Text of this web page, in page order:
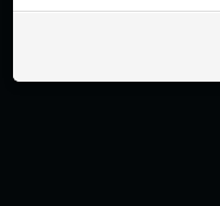
Langue